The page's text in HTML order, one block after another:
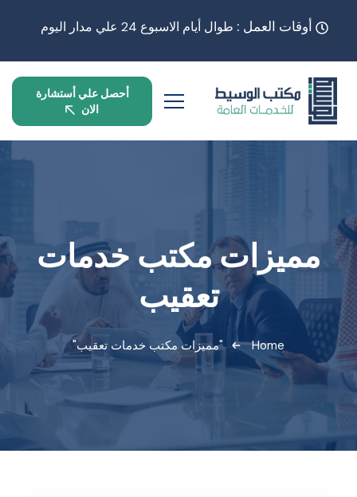
أوقات العمل : طوال أيام الاسبوع 24 علي مدار اليوم
أحصل علي أستشارة
الان
مميزات مكتب خدمات
تعقيب
Home "مميزات مكتب خدمات تعقيب"